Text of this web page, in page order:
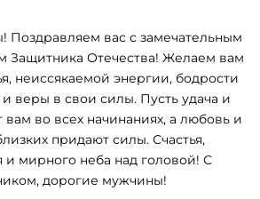
от 2 237 000 ₽*
Москвич 3 с ручным
управлением (РУ)
Кроссовер, создающий равные
возможности
ин
вас с замечательным
Защитника Отечества! Желаем вам
неиссякаемой энергии, бодрости
веры в свои силы. Пусть удача и
вам во всех начинаниях, а любовь и
придают силы. Счастья,
и мирного неба над головой! С
дорогие мужчины!